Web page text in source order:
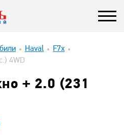
Haval
F7x
4WD
+ 2.0 (231